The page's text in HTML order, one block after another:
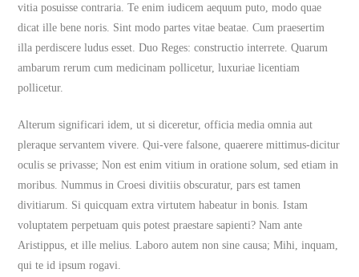
vitia posuisse contraria. Te enim iudicem aequum puto, modo quae
dicat ille bene noris. Sint modo partes vitae beatae. Cum praesertim
illa perdiscere ludus esset. Duo Reges: constructio interrete. Quarum
ambarum rerum cum medicinam pollicetur, luxuriae licentiam
pollicetur.
Alterum significari idem, ut si diceretur, officia media omnia aut
pleraque servantem vivere. Qui-vere falsone, quaerere mittimus-dicitur
oculis se privasse; Non est enim vitium in oratione solum, sed etiam in
moribus. Nummus in Croesi divitiis obscuratur, pars est tamen
divitiarum. Si quicquam extra virtutem habeatur in bonis. Istam
voluptatem perpetuam quis potest praestare sapienti? Nam ante
Aristippus, et ille melius. Laboro autem non sine causa; Mihi, inquam,
qui te id ipsum rogavi.